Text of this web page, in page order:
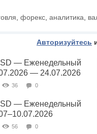
форекс аналитика
Авторизуйтесь
— Еженедельный
— 24.07.2026
36 0
— Еженедельный
56 0